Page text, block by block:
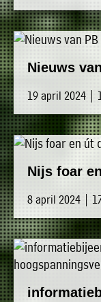
Nieuws
19 april 2024 |
Nijs foar
8 april 2024 |